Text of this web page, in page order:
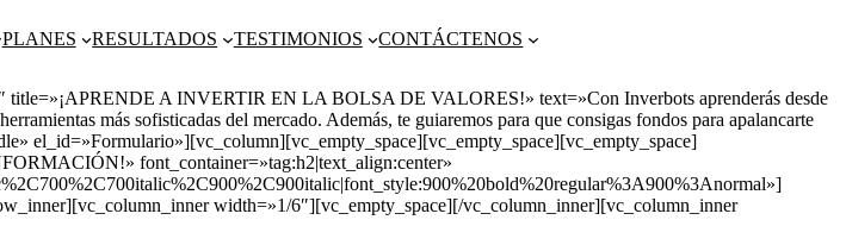
PLANES RESULTADOS TESTIMONIOS CONTÁCTENOS
A INVERTIR EN LA BOLSA DE VALORES!» text=»Con Inverbots aprenderás desde
más sofisticadas del mercado. Además, te guiaremos para que consigas fondos para apalancarte
el_id=»Formulario»][vc_column][vc_empty_space][vc_empty_space][vc_empty_space]
font_container=»tag:h2|text_align:center»
width=»1/6″][vc_empty_space][/vc_column_inner][vc_column_inner